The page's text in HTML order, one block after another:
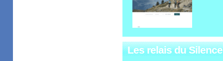
Les relais du Silence